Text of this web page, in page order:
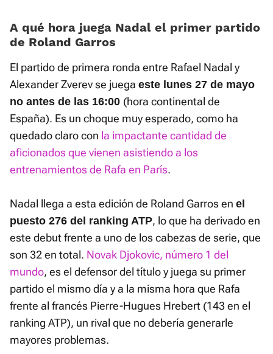
A qué hora juega Nadal el primer partido
de Roland Garros
El partido de primera ronda entre Rafael Nadal y
Alexander Zverev se juega este lunes 27 de mayo
no antes de las 16:00 (hora continental de
España). Es un choque muy esperado, como ha
quedado claro con la impactante cantidad de
aficionados que vienen asistiendo a los
entrenamientos de Rafa en París.
Nadal llega a esta edición de Roland Garros en el
puesto 276 del ranking ATP, lo que ha derivado en
este debut frente a uno de los cabezas de serie, que
son 32 en total. Novak Djokovic, número 1 del
mundo, es el defensor del título y juega su primer
partido el mismo día y a la misma hora que Rafa
frente al francés Pierre-Hugues Hrebert (143 en el
ranking ATP), un rival que no debería generarle
mayores problemas.